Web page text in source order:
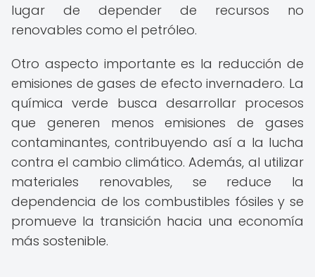
lugar de depender de recursos no
renovables como el petróleo.
Otro aspecto importante es la reducción de
emisiones de gases de efecto invernadero. La
química verde busca desarrollar procesos
que generen menos emisiones de gases
contaminantes, contribuyendo así a la lucha
contra el cambio climático. Además, al utilizar
materiales renovables, se reduce la
dependencia de los combustibles fósiles y se
promueve la transición hacia una economía
más sostenible.